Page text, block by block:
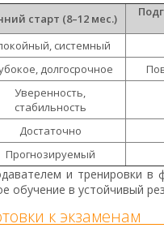
старт (8–12 мес.)
системный
долгосрочное
Уверенность,
стабильность
Достаточно
Прогнозируемый
и тренировки
обучение в устойчивый
к экзаменам